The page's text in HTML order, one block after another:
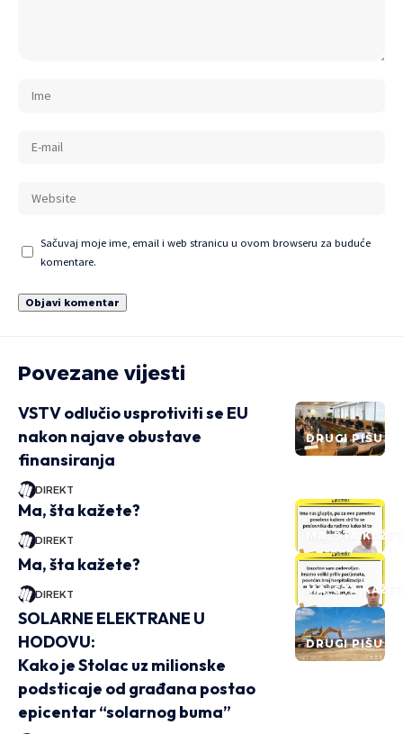
Sačuvaj moje ime, email i web stranicu u ovom browseru za buduće
komentare.
Povezane vijesti
DRUGI PIŠU
VSTV odlučio usprotiviti se EU
nakon najave obustave
finansiranja
DIREKT
MA, ŠTA
Ma, šta kažete?
DIREKT
MA, ŠTA
Ma, šta kažete?
DIREKT
DRUGI PIŠU
SOLARNE ELEKTRANE U
HODOVU:
Kako je Stolac uz milionske
podsticaje od građana postao
epicentar “solarnog buma”